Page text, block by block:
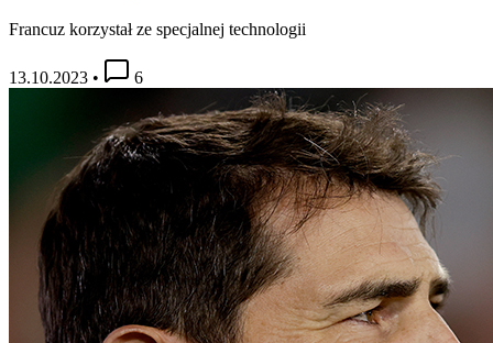
Francuz korzystał ze specjalnej technologii
13.10.2023 • 6